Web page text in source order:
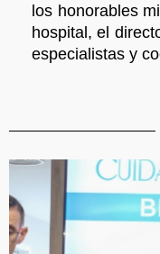
los honorables
hospital, el
especialistas y